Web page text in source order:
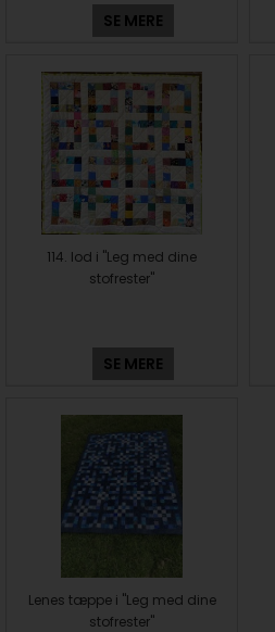
SE MERE
114. lod i "Leg med dine
stofrester"
SE MERE
Lenes tæppe i "Leg med dine
stofrester"